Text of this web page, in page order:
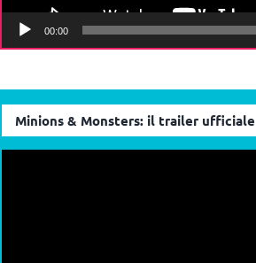
Minions & Monsters: il trailer ufficiale
Video
Player